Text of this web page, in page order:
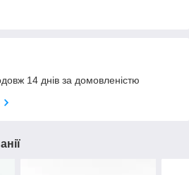
14 днів за домовленістю